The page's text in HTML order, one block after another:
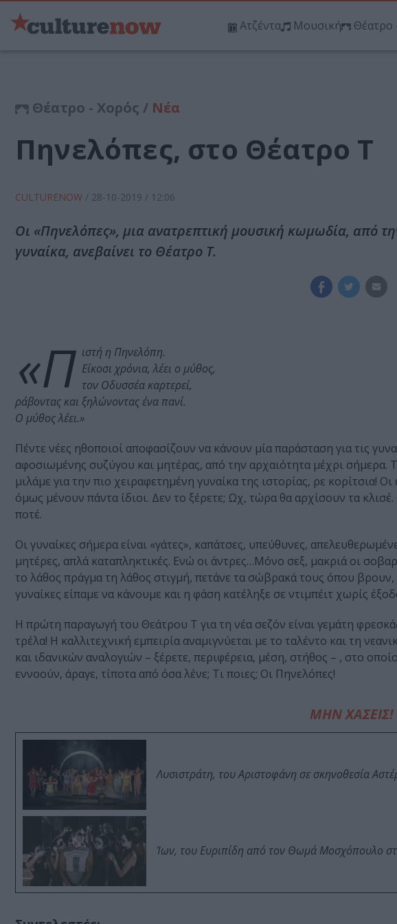
Ατζέντα Μουσική Θέατρο
Θέατρο - Χορός / Νέα
Πηνελόπες, στο Θέατρο Τ
CULTURENOW / 28-10-2019 / 12:06
Οι «Πηνελόπες», μια ανατρεπτική μουσική κωμωδία, από
γυναίκα, ανεβαίνει το Θέατρο Τ.
«Π ιστή η Πηνελόπη.
Είκοσι χρόνια, λέει ο μύθος,
τον Οδυσσέα καρτερεί,
ράβοντας και ξηλώνοντας ένα πανί.
Ο μύθος λέει.»
Πέντε νέες ηθοποιοί αποφασίζουν να κάνουν μία παράσταση για τις
αφοσιωμένης συζύγου και μητέρας, από την αρχαιότητα μέχρι σήμερα.
μιλάμε για την πιο χειραφετημένη γυναίκα της ιστορίας, ρε κορίτσια!
όμως μένουν πάντα ίδιοι. Δεν το ξέρετε; Ωχ, τώρα θα αρχίσουν τα
ποτέ.
Οι γυναίκες σήμερα είναι «γάτες», καπάτσες, υπεύθυνες,
μητέρες, απλά καταπληκτικές. Ενώ οι άντρες…Μόνο σεξ, μακριά οι
το λάθος πράγμα τη λάθος στιγμή, πετάνε τα σώβρακά τους όπου
γυναίκες είπαμε να κάνουμε και η φάση κατέληξε σε ντιμπέιτ χωρίς
Η πρώτη παραγωγή του Θεάτρου Τ για τη νέα σεζόν είναι γεμάτη
τρέλα! Η καλλιτεχνική εμπειρία αναμιγνύεται με το ταλέντο και τη
και ιδανικών αναλογιών – ξέρετε, περιφέρεια, μέση, στήθος – , στο
εννοούν, άραγε, τίποτα από όσα λένε; Τι ποιες; Οι Πηνελόπες!
ΜΗΝ ΧΑΣΕΙΣ!
Λυσιστράτη, του Αριστοφάνη σε σκηνοθεσία
Ίων, του Ευριπίδη από τον Θωμά Μοσχόπουλο